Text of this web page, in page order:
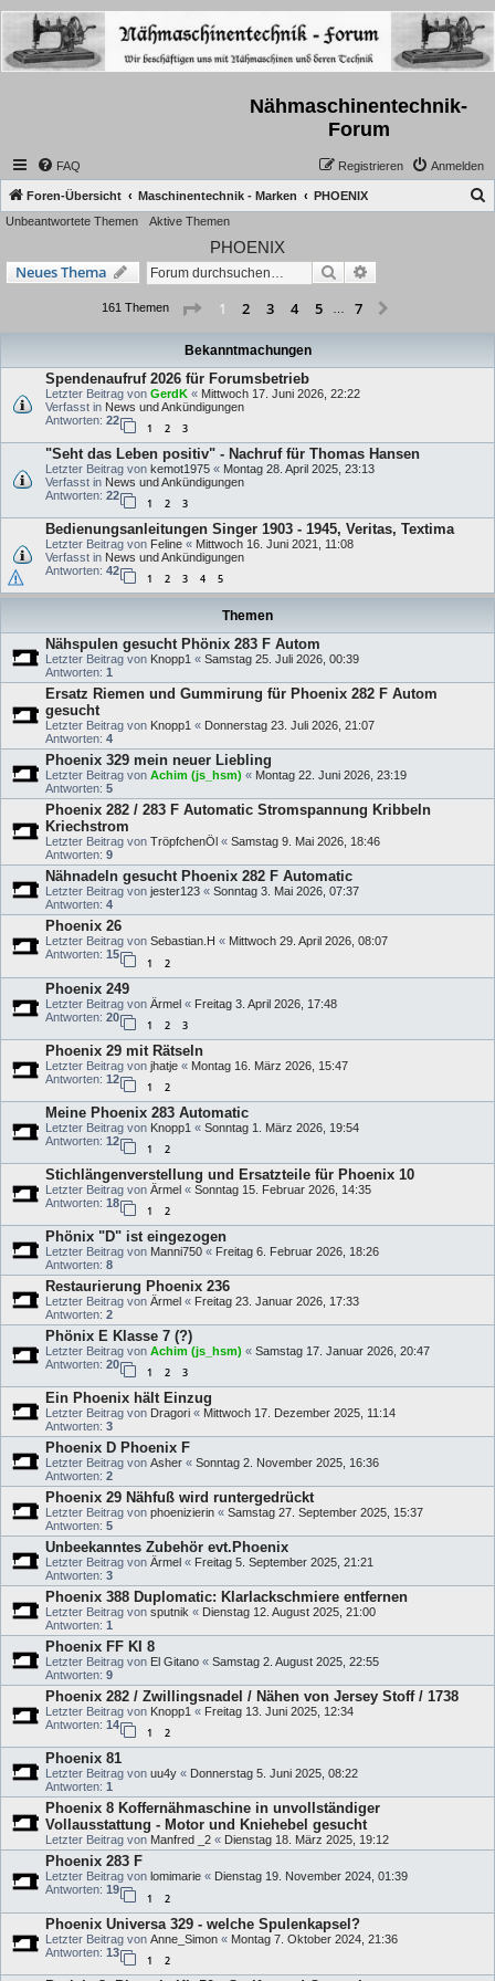
Nähmaschinentechnik-
Forum
FAQ Anmelden
Registrieren
Foren-Übersicht Maschinentechnik - Marken PHOENIX
Unbeantwortete Themen Aktive Themen
PHOENIX
Neues Thema Suche
161 Themen Seite 1von
1 2 3 4 5 … 7
Bekanntmachungen
Spendenaufruf 2026 für Forumsbetrieb
Letzter Beitrag von GerdK « Mittwoch 17. Juni 2026, 22:22
Verfasst in News und Ankündigungen
Antworten: 22
1 2 3
"Seht das Leben positiv" - Nachruf für Thomas Hansen
Letzter Beitrag von kemot1975 « Montag 28. April 2025, 23:13
Verfasst in News und Ankündigungen
Antworten: 22
1 2 3
Bedienungsanleitungen Singer 1903 - 1945, Veritas, Textima
Letzter Beitrag von Feline « Mittwoch 16. Juni 2021, 11:08
Verfasst in News und Ankündigungen
Antworten: 42
1 2 3 4 5
Themen
Nähspulen gesucht Phönix 283 F Autom
Letzter Beitrag von Knopp1 « Samstag 25. Juli 2026, 00:39
Antworten: 1
Ersatz Riemen und Gummirung für Phoenix 282 F Autom
gesucht
Letzter Beitrag von Knopp1 « Donnerstag 23. Juli 2026, 21:07
Antworten: 4
Phoenix 329 mein neuer Liebling
Letzter Beitrag von Achim (js_hsm) « Montag 22. Juni 2026, 23:19
Antworten: 5
Phoenix 282 / 283 F Automatic Stromspannung Kribbeln
Kriechstrom
Letzter Beitrag von TröpfchenÖl « Samstag 9. Mai 2026, 18:46
Antworten: 9
Nähnadeln gesucht Phoenix 282 F Automatic
Letzter Beitrag von jester123 « Sonntag 3. Mai 2026, 07:37
Antworten: 4
Phoenix 26
Letzter Beitrag von Sebastian.H « Mittwoch 29. April 2026, 08:07
Antworten: 15
1 2
Phoenix 249
Letzter Beitrag von Ärmel « Freitag 3. April 2026, 17:48
Antworten: 20
1 2 3
Phoenix 29 mit Rätseln
Letzter Beitrag von jhatje « Montag 16. März 2026, 15:47
Antworten: 12
1 2
Meine Phoenix 283 Automatic
Letzter Beitrag von Knopp1 « Sonntag 1. März 2026, 19:54
Antworten: 12
1 2
Stichlängenverstellung und Ersatzteile für Phoenix 10
Letzter Beitrag von Ärmel « Sonntag 15. Februar 2026, 14:35
Antworten: 18
1 2
Phönix "D" ist eingezogen
Letzter Beitrag von Manni750 « Freitag 6. Februar 2026, 18:26
Antworten: 8
Restaurierung Phoenix 236
Letzter Beitrag von Ärmel « Freitag 23. Januar 2026, 17:33
Antworten: 2
Phönix E Klasse 7 (?)
Letzter Beitrag von Achim (js_hsm) « Samstag 17. Januar 2026, 20:47
Antworten: 20
1 2 3
Ein Phoenix hält Einzug
Letzter Beitrag von Dragori « Mittwoch 17. Dezember 2025, 11:14
Antworten: 3
Phoenix D Phoenix F
Letzter Beitrag von Asher « Sonntag 2. November 2025, 16:36
Antworten: 2
Phoenix 29 Nähfuß wird runtergedrückt
Letzter Beitrag von phoenizierin « Samstag 27. September 2025, 15:37
Antworten: 5
Unbeekanntes Zubehör evt.Phoenix
Letzter Beitrag von Ärmel « Freitag 5. September 2025, 21:21
Antworten: 3
Phoenix 388 Duplomatic: Klarlackschmiere entfernen
Letzter Beitrag von sputnik « Dienstag 12. August 2025, 21:00
Antworten: 1
Phoenix FF KI 8
Letzter Beitrag von El Gitano « Samstag 2. August 2025, 22:55
Antworten: 9
Phoenix 282 / Zwillingsnadel / Nähen von Jersey Stoff / 1738
Letzter Beitrag von Knopp1 « Freitag 13. Juni 2025, 12:34
Antworten: 14
1 2
Phoenix 81
Letzter Beitrag von uu4y « Donnerstag 5. Juni 2025, 08:22
Antworten: 1
Phoenix 8 Koffernähmaschine in unvollständiger
Vollausstattung - Motor und Kniehebel gesucht
Letzter Beitrag von Manfred _2 « Dienstag 18. März 2025, 19:12
Phoenix 283 F
Letzter Beitrag von lomimarie « Dienstag 19. November 2024, 01:39
Antworten: 19
1 2
Phoenix Universa 329 - welche Spulenkapsel?
Letzter Beitrag von Anne_Simon « Montag 7. Oktober 2024, 21:36
Antworten: 13
1 2